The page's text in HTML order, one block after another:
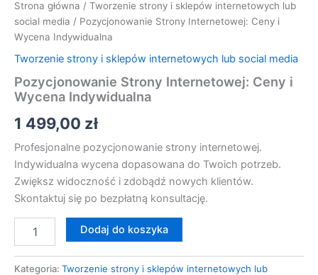
Strona główna / Tworzenie strony i sklepów internetowych lub
social media / Pozycjonowanie Strony Internetowej: Ceny i
Wycena Indywidualna
Tworzenie strony i sklepów internetowych lub social media
Pozycjonowanie Strony Internetowej: Ceny i
Wycena Indywidualna
1 499,00 zł
Profesjonalne pozycjonowanie strony internetowej.
Indywidualna wycena dopasowana do Twoich potrzeb.
Zwiększ widoczność i zdobądź nowych klientów.
Skontaktuj się po bezpłatną konsultację.
Dodaj do koszyka
Kategoria: Tworzenie strony i sklepów internetowych lub